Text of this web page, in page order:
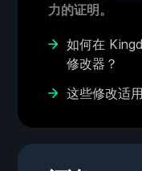
力的证明。
如何在
修改器？
这些修改适